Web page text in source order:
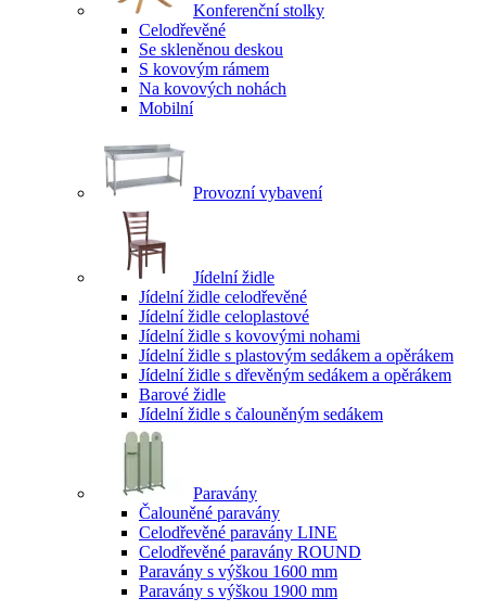
Konferenční stolky
Celodřevěné
Se skleněnou deskou
S kovovým rámem
Na kovových nohách
Mobilní
Provozní vybavení
Jídelní židle
Jídelní židle celodřevěné
Jídelní židle celoplastové
Jídelní židle s kovovými nohami
Jídelní židle s plastovým sedákem a opěrákem
Jídelní židle s dřevěným sedákem a opěrákem
Barové židle
Jídelní židle s čalouněným sedákem
Paravány
Čalouněné paravány
Celodřevěné paravány LINE
Celodřevěné paravány ROUND
Paravány s výškou 1600 mm
Paravány s výškou 1900 mm